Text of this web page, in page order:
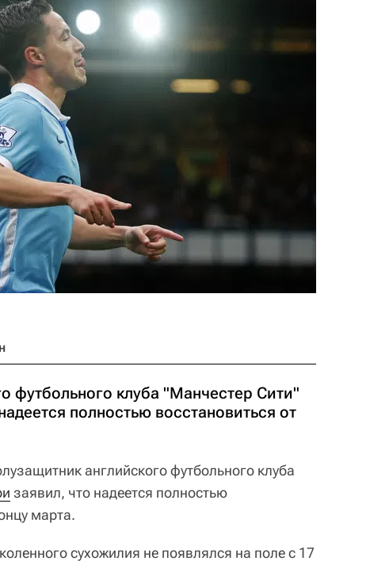
футбольного клуба "Манчестер Сити"
полностью восстановиться от
английского футбольного клуба
заявил, что надеется полностью
марта.
сухожилия не появлялся на поле с 17